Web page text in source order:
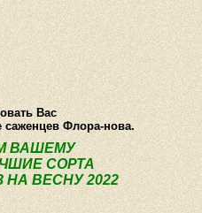
Статьи Опт
Вас
саженцев Флора-нова.
ВАШЕМУ
СОРТА
ВЕСНУ 2022